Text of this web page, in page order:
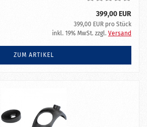
399,00 EUR
399,00 EUR pro Stück
inkl. 19% MwSt. zzgl. Versand
ZUM ARTIKEL